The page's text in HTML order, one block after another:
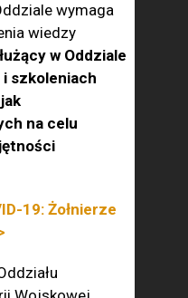
wymaga
wiedzy
w Oddziale
i szkoleniach
na celu
19: Żołnierze